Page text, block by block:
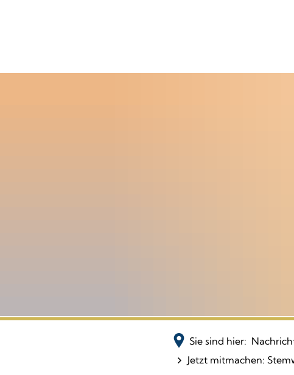
Sie sind hier:
Jetzt mitmachen: